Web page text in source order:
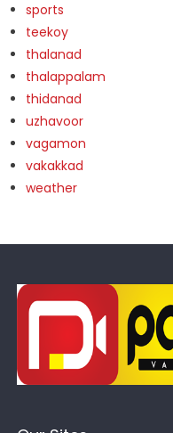
sports
teekoy
thalanad
thalappalam
thidanad
uzhavoor
vagamon
vakakkad
weather